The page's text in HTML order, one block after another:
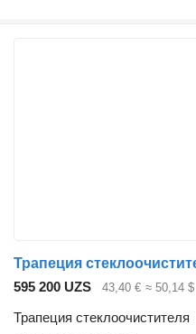
595 200 UZS 43,40 € ≈ 50,14 $
Трапеция стеклоочистителя